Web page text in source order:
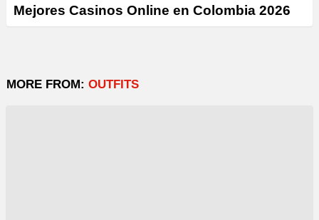
Mejores Casinos Online en Colombia 2026
MORE FROM: OUTFITS